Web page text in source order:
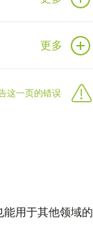
更多
这一页的错误
用于其他领域的